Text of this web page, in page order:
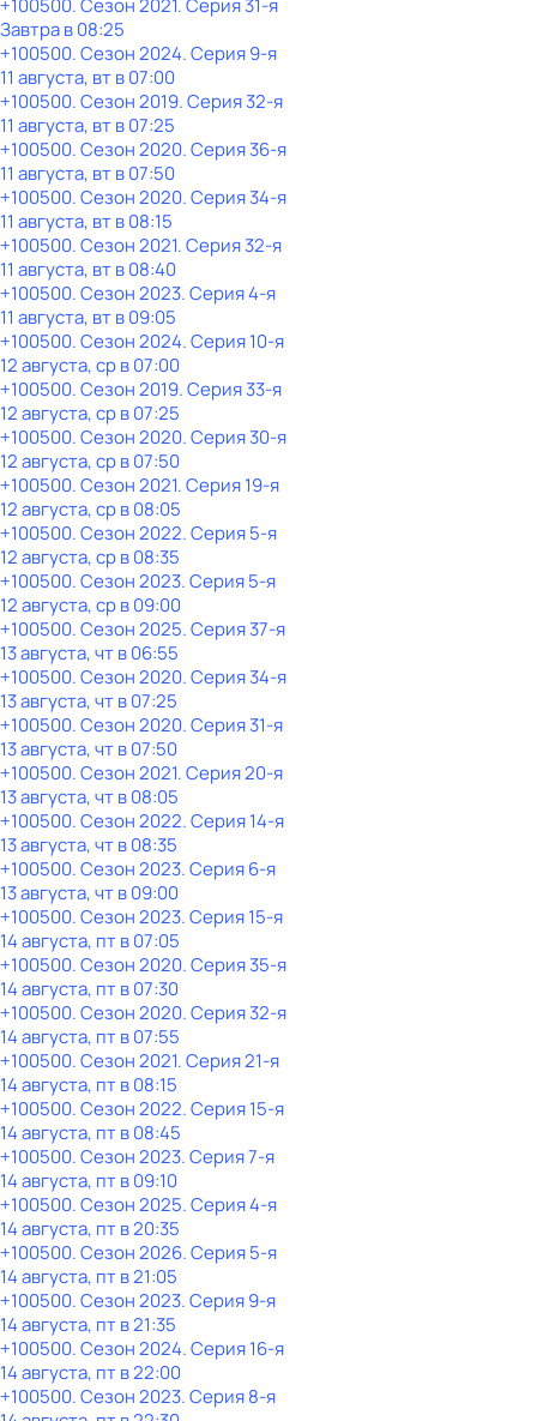
+100500. Сезон 2021. Серия 31-я
Завтра в 08:25
+100500. Сезон 2024. Серия 9-я
11 августа, вт в 07:00
+100500. Сезон 2019. Серия 32-я
11 августа, вт в 07:25
+100500. Сезон 2020. Серия 36-я
11 августа, вт в 07:50
+100500. Сезон 2020. Серия 34-я
11 августа, вт в 08:15
+100500. Сезон 2021. Серия 32-я
11 августа, вт в 08:40
+100500. Сезон 2023. Серия 4-я
11 августа, вт в 09:05
+100500. Сезон 2024. Серия 10-я
12 августа, ср в 07:00
+100500. Сезон 2019. Серия 33-я
12 августа, ср в 07:25
+100500. Сезон 2020. Серия 30-я
12 августа, ср в 07:50
+100500. Сезон 2021. Серия 19-я
12 августа, ср в 08:05
+100500. Сезон 2022. Серия 5-я
12 августа, ср в 08:35
+100500. Сезон 2023. Серия 5-я
12 августа, ср в 09:00
+100500. Сезон 2025. Серия 37-я
13 августа, чт в 06:55
+100500. Сезон 2020. Серия 34-я
13 августа, чт в 07:25
+100500. Сезон 2020. Серия 31-я
13 августа, чт в 07:50
+100500. Сезон 2021. Серия 20-я
13 августа, чт в 08:05
+100500. Сезон 2022. Серия 14-я
13 августа, чт в 08:35
+100500. Сезон 2023. Серия 6-я
13 августа, чт в 09:00
+100500. Сезон 2023. Серия 15-я
14 августа, пт в 07:05
+100500. Сезон 2020. Серия 35-я
14 августа, пт в 07:30
+100500. Сезон 2020. Серия 32-я
14 августа, пт в 07:55
+100500. Сезон 2021. Серия 21-я
14 августа, пт в 08:15
+100500. Сезон 2022. Серия 15-я
14 августа, пт в 08:45
+100500. Сезон 2023. Серия 7-я
14 августа, пт в 09:10
+100500. Сезон 2025. Серия 4-я
14 августа, пт в 20:35
+100500. Сезон 2026. Серия 5-я
14 августа, пт в 21:05
+100500. Сезон 2023. Серия 9-я
14 августа, пт в 21:35
+100500. Сезон 2024. Серия 16-я
14 августа, пт в 22:00
+100500. Сезон 2023. Серия 8-я